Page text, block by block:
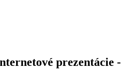
prezentácie -